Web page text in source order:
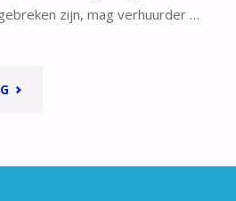
zijn, mag verhuurder …
"IK
MIJN